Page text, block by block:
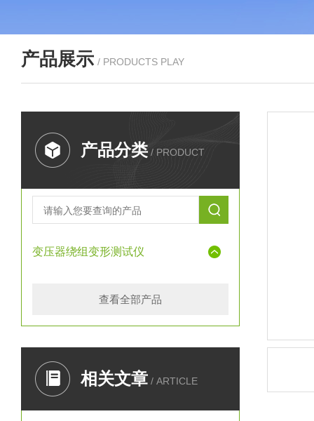
产品展示 / PRODUCTS PLAY
产品分类 / PRODUCT
变压器绕组变形测试仪
查看全部产品
相关文章 / ARTICLE